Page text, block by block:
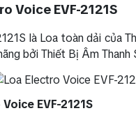
Voice EVF-2121S
là Loa toàn dải của
bởi Thiết Bị Âm
EVF-2121S